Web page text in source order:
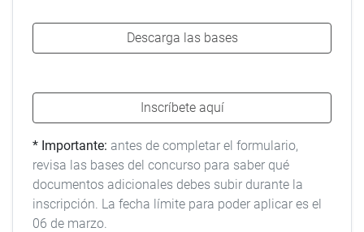
Descarga las bases
Inscríbete aquí
* Importante: antes de completar el formulario,
revisa las bases del concurso para saber qué
documentos adicionales debes subir durante la
inscripción. La fecha límite para poder aplicar es el
06 de marzo.